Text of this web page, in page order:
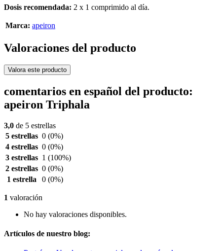
Dosis recomendada: 2 x 1 comprimido al día.
Marca: apeiron
Valoraciones del producto
Valora este producto
comentarios en español del producto:
apeiron Triphala
3,0 de 5 estrellas
5 estrellas 0 (0%)
4 estrellas 0 (0%)
3 estrellas 1 (100%)
2 estrellas 0 (0%)
1 estrella
0 (0%)
1 valoración
No hay valoraciones disponibles.
Artículos de nuestro blog: